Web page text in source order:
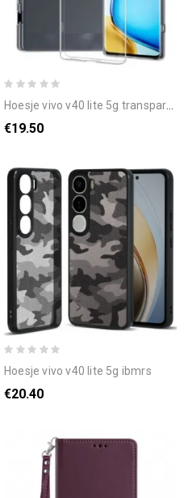
hoesje vivo v40 lite 5g transparant
€19.50
hoesje vivo v40 lite 5g ibmrs
€20.40